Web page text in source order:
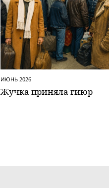
ИЮНЬ 2026
Жучка приняла гиюр